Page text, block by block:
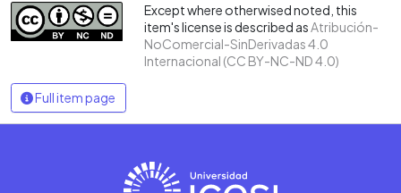
Except where otherwised noted, this
item's license is described asAtribución-
NoComercial-SinDerivadas 4.0
Internacional (CC BY-NC-ND 4.0)
Full item page